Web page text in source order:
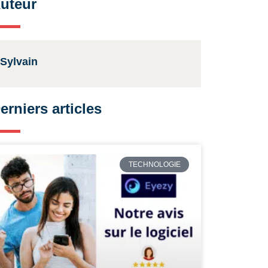
Sylvain
articles
TECHNOLOGIE